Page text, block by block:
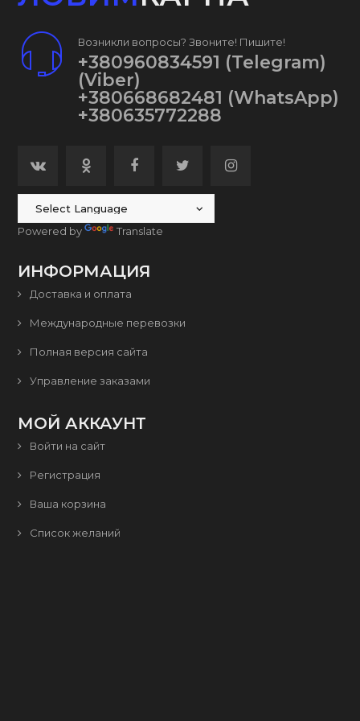
Возникли вопросы? Звоните! Пишите!
+380960834591 (Telegram)
(Viber)
+380668682481 (WhatsApp)
+380635772288
Powered by Translate
ИНФОРМАЦИЯ
Доставка и оплата
Международные перевозки
Полная версия сайта
Управление заказами
МОЙ АККАУНТ
Войти на сайт
Регистрация
Ваша корзина
Список желаний